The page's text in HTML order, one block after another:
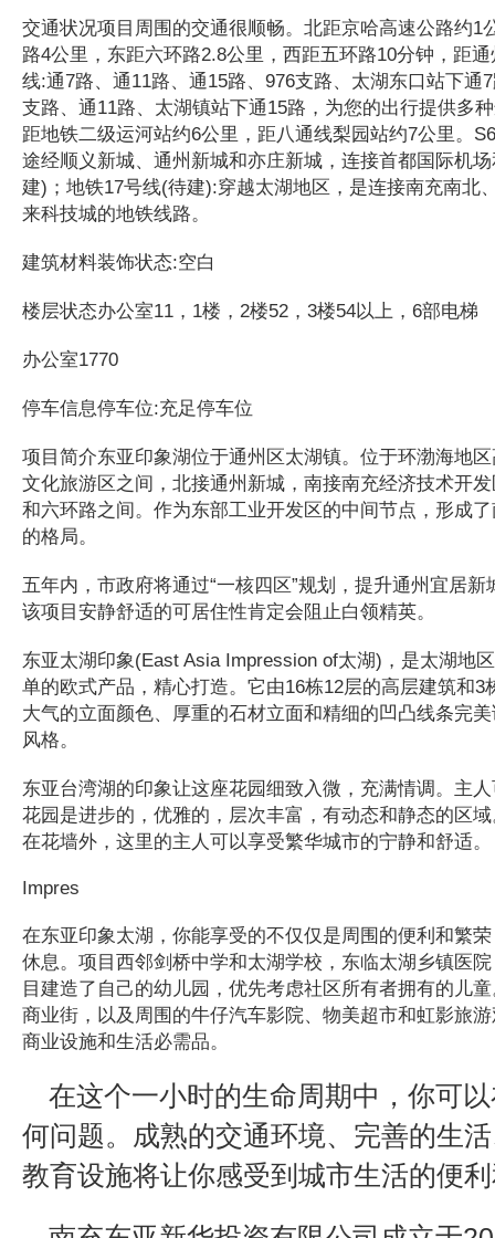
交通状况项目周围的交通很顺畅。北距京哈高速公路约1
路4公里，东距六环路2.8公里，西距五环路10分钟，距
线:通7路、通11路、通15路、976支路、太湖东口站下通
支路、通11路、太湖镇站下通15路，为您的出行提供多
距地铁二级运河站约6公里，距八通线梨园站约7公里。
途经顺义新城、通州新城和亦庄新城，连接首都国际机
建)；地铁17号线(待建):穿越太湖地区，是连接南充南北
来科技城的地铁线路。
建筑材料装饰状态:空白
楼层状态办公室11，1楼，2楼52，3楼54以上，6部电梯
办公室1770
停车信息停车位:充足停车位
项目简介东亚印象湖位于通州区太湖镇。位于环渤海地
文化旅游区之间，北接通州新城，南接南充经济技术开
和六环路之间。作为东部工业开发区的中间节点，形成
的格局。
五年内，市政府将通过“一核四区”规划，提升通州宜居
该项目安静舒适的可居住性肯定会阻止白领精英。
东亚太湖印象(East Asia Impression of太湖)，是太湖地
单的欧式产品，精心打造。它由16栋12层的高层建筑和3
大气的立面颜色、厚重的石材立面和精细的凹凸线条完
风格。
东亚台湾湖的印象让这座花园细致入微，充满情调。主
花园是进步的，优雅的，层次丰富，有动态和静态的区
在花墙外，这里的主人可以享受繁华城市的宁静和舒适。
Impres
在东亚印象太湖，你能享受的不仅仅是周围的便利和繁
休息。项目西邻剑桥中学和太湖学校，东临太湖乡镇医
目建造了自己的幼儿园，优先考虑社区所有者拥有的儿
商业街，以及周围的牛仔汽车影院、物美超市和虹影旅
商业设施和生活必需品。
在这个一小时的生命周期中，你可
何问题。成熟的交通环境、完善的生
教育设施将让你感受到城市生活的便